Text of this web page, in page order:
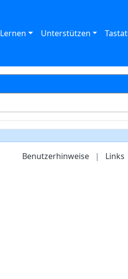
Lernen Unterstützen
Benutzerhinweise | Links